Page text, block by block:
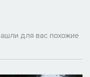
для вас похожие